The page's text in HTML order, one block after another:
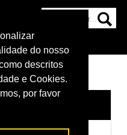
do nosso
descritos
e Cookies.
por favor